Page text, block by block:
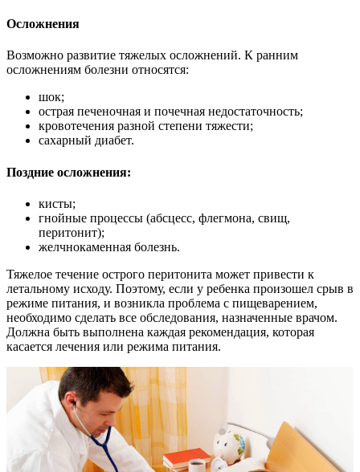
Осложнения
Возможно развитие тяжелых осложнений. К ранним
осложнениям болезни относятся:
шок;
острая печеночная и почечная недостаточность;
кровотечения разной степени тяжести;
сахарный диабет.
Поздние осложнения:
кисты;
гнойные процессы (абсцесс, флегмона, свищ,
перитонит);
желчнокаменная болезнь.
Тяжелое течение острого перитонита может привести к
летальному исходу. Поэтому, если у ребенка произошел срыв в
режиме питания, и возникла проблема с пищеварением,
необходимо сделать все обследования, назначенные врачом.
Должна быть выполнена каждая рекомендация, которая
касается лечения или режима питания.